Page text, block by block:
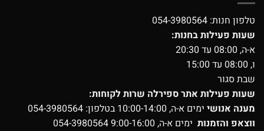
טלפון חנות: 054-3980564
שעות פעילות בחנות:
א-ה, 08:00 עד 20:30
ו, 08:00 עד 15:00
שבת סגור
שעות פעילות אתר ספירלה שרות לקוחות:
מענה אנושי ימים א-ה, 10:00-14:00 בטלפון:
054-3980564
ווצאפ והזמנות ימים א-ה, 9:00-16:00 054-3980564